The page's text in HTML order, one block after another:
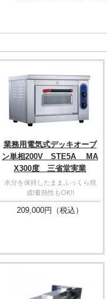
業務用電気式デッキオーブ
ン単相200V STE5A MA
X300度 三省堂実業
水分を保持したままふっくら焼
成!蓄熱性もOK!!
209,000円（税込）